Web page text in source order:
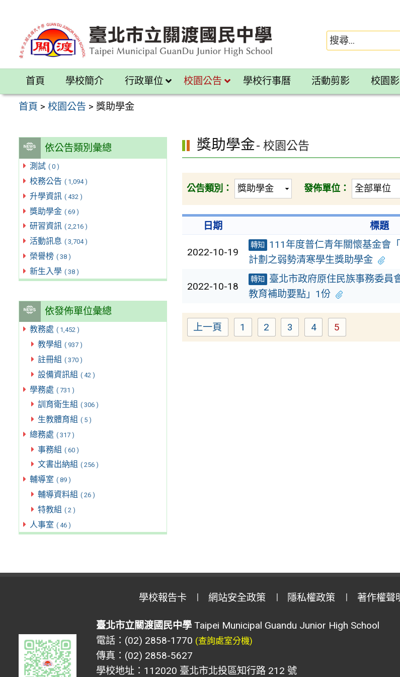
內
區
首頁 學校簡介 行政單位 校園公告 學校行事曆 活動剪影 校園
首頁 >校園公告 >獎助學金
依公告類別彙總
測試 ( 0 )
校務公告 ( 1,094 )
升學資訊 ( 432 )
獎助學金 ( 69 )
研習資訊 ( 2,216 )
活動訊息 ( 3,704 )
榮譽榜 ( 38 )
新生入學 ( 38 )
依發佈單位彙總
教務處 ( 1,452 )
教學組 ( 937 )
註冊組 ( 370 )
設備資訊組 ( 42 )
學務處 ( 731 )
訓育衛生組 ( 306 )
生教體育組 ( 5 )
總務處 ( 317 )
事務組 ( 60 )
文書出納組 ( 256 )
輔導室 ( 89 )
輔導資料組 ( 26 )
特教組 ( 2 )
人事室 ( 46 )
獎助學金- 校園公告
公告類別： 發佈單位：
日期 標題
2022-10-19
轉知
111年度普仁青年關懷基金會
計劃之弱勢清寒學生獎助學金
2022-10-18
轉知
臺北市政府原住民族事務委員
教育補助要點」1份
上一頁 Page
1 Page
2 Page
3 Page
4 5
學校報告卡 網站安全政策 隱私權政策 著作權聲
臺北市立關渡國民中學Taipei Municipal Guandu Junior High School
電話：(02) 2858-1770 (查詢處室分機)
傳真：(02) 2858-5627
學校地址：112020 臺北市北投區知行路 212 號